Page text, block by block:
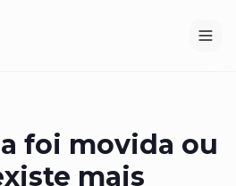
foi movida ou
mais